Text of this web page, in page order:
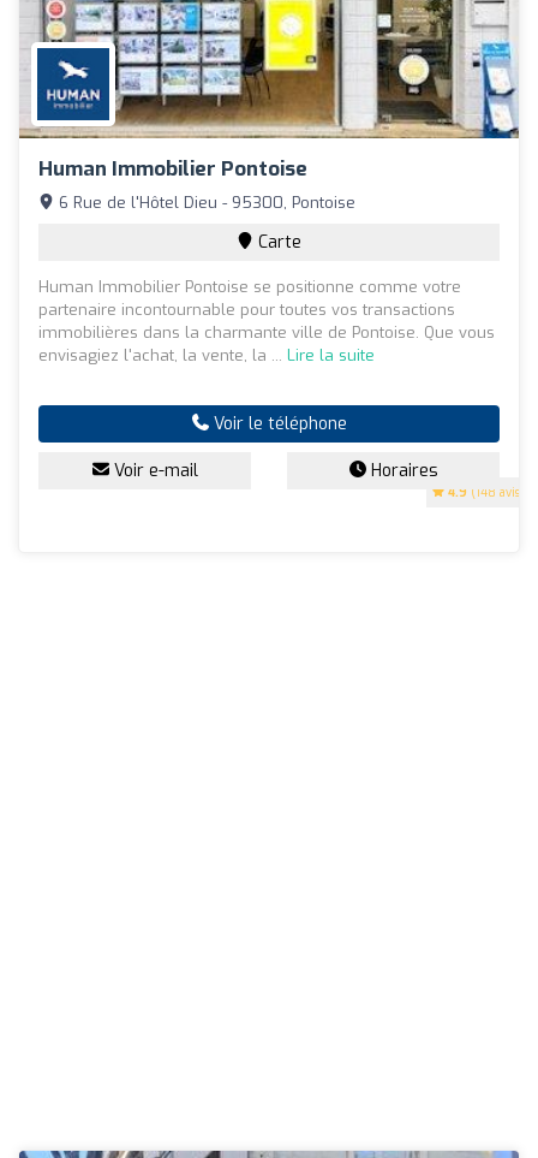
Human Immobilier Pontoise
4.9 (148 avis)
6 Rue de l'Hôtel Dieu - 95300, Pontoise
Carte
Human Immobilier Pontoise se positionne comme votre
partenaire incontournable pour toutes vos transactions
immobilières dans la charmante ville de Pontoise. Que vous
envisagiez l'achat, la vente, la ... Lire la suite
Voir le téléphone
Voir e-mail Horaires